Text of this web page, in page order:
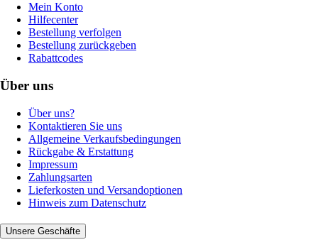
Mein Konto
Hilfecenter
Bestellung verfolgen
Bestellung zurückgeben
Rabattcodes
Über uns
Über uns?
Kontaktieren Sie uns
Allgemeine Verkaufsbedingungen
Rückgabe & Erstattung
Impressum
Zahlungsarten
Lieferkosten und Versandoptionen
Hinweis zum Datenschutz
Unsere Geschäfte